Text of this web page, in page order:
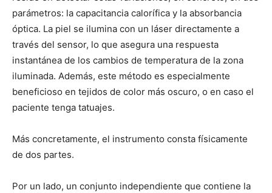
parámetros: la capacitancia calorífica y la absorbancia
óptica. La piel se ilumina con un láser directamente a
través del sensor, lo que asegura una respuesta
instantánea de los cambios de temperatura de la zona
iluminada. Además, este método es especialmente
beneficioso en tejidos de color más oscuro, o en caso el
paciente tenga tatuajes.
Más concretamente, el instrumento consta físicamente
de dos partes.
Por un lado, un conjunto independiente que contiene la